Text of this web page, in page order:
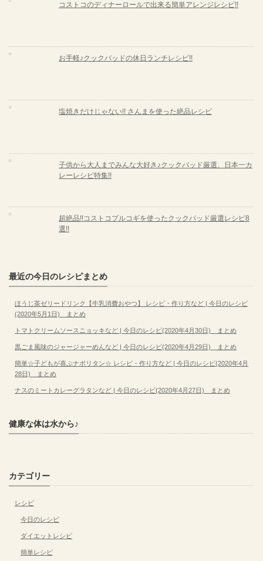
コストコのディナーロールで出来る簡単アレンジレシピ!!
お手軽♪クックパッドの休日ランチレシピ!!
塩焼きだけじゃない!! さんまを使った絶品レシピ
子供から大人までみんな大好き♪クックパッド厳選、日本一カ
レーレシピ特集!!
超絶品!!コストコプルコギを使ったクックパッド厳選レシピ8
選!!
最近の今日のレシピまとめ
ほうじ茶ゼリードリンク【牛乳消費おやつ】 レシピ・作り方など | 今日のレシピ
(2020年5月1日) まとめ
トマトクリームソースニョッキなど | 今日のレシピ(2020年4月30日) まとめ
黒ごま風味のジャージャーめんなど | 今日のレシピ(2020年4月29日) まとめ
簡単☆子どもが喜ぶナポリタン☆ レシピ・作り方など | 今日のレシピ(2020年4月
28日) まとめ
ナスのミートカレーグラタンなど | 今日のレシピ(2020年4月27日) まとめ
健康な体は水から♪
カテゴリー
レシピ
今日のレシピ
ダイエットレシピ
簡単レシピ